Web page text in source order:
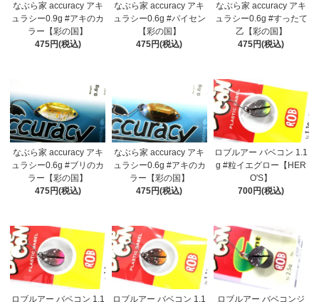
なぶら家 accuracy アキ
ュラシー0.9g #アキのカ
ラー【彩の国】
475円(税込)
なぶら家 accuracy アキ
ュラシー0.6g #パイセン
【彩の国】
475円(税込)
なぶら家 accuracy アキ
ュラシー0.6g #すったて
乙【彩の国】
475円(税込)
なぶら家 accuracy アキ
ュラシー0.6g #ブリのカ
ラー【彩の国】
475円(税込)
なぶら家 accuracy アキ
ュラシー0.6g #アキのカ
ラー【彩の国】
475円(税込)
ロブルアー バベコン 1.1
g #粒イエグロー【HER
O'S】
700円(税込)
ロブルアー バベコン 1.1 ロブルアー バベコン 1.1 ロブルアー バベコンジ